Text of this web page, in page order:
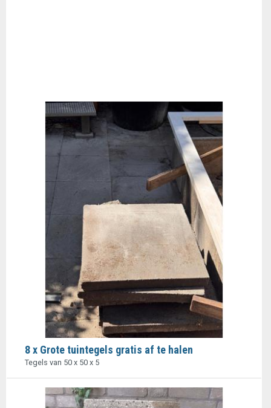
8 x Grote tuintegels gratis af te halen
Tegels van 50 x 50 x 5